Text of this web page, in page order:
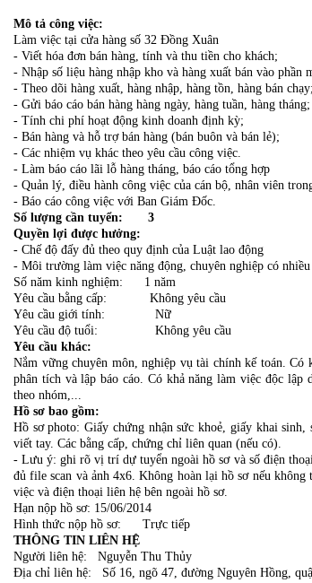
Mô tả công việc:
Làm việc tại cửa hàng số 32 Đồng Xuân
- Viết hóa đơn bán hàng, tính và thu tiền cho khách;
- Nhập số liệu hàng nhập kho và hàng xuất bán vào phần
- Theo dõi hàng xuất, hàng nhập, hàng tồn, hàng bán chạy;
- Gửi báo cáo bán hàng hàng ngày, hàng tuần, hàng tháng;
- Tính chi phí hoạt động kinh doanh định kỳ;
- Bán hàng và hỗ trợ bán hàng (bán buôn và bán lẻ);
- Các nhiệm vụ khác theo yêu cầu công việc.
- Làm báo cáo lãi lỗ hàng tháng, báo cáo tổng hợp
- Quản lý, điều hành công việc của cán bộ, nhân viên
- Báo cáo công việc với Ban Giám Đốc.
Số lượng cần tuyển: 3
Quyền lợi được hưởng:
- Chế độ đấy đủ theo quy định của Luật lao động
- Môi trường làm việc năng động, chuyên nghiệp có
Số năm kinh nghiệm: 1 năm
Yêu cầu bằng cấp: Không yêu cầu
Yêu cầu giới tính: Nữ
Yêu cầu độ tuổi: Không yêu cầu
Yêu cầu khác:
Nắm vững chuyên môn, nghiệp vụ tài chính kế toán. Có
phân tích và lập báo cáo. Có khả năng làm việc độc lập
theo nhóm,...
Hồ sơ bao gồm:
Hồ sơ photo: Giấy chứng nhận sức khoẻ, giấy khai
viết tay. Các bằng cấp, chứng chỉ liên quan (nếu có).
- Lưu ý: ghi rõ vị trí dự tuyển ngoài hồ sơ và số điện
đủ file scan và ảnh 4x6. Không hoàn lại hồ sơ nếu
việc và điện thoại liên hệ bên ngoài hồ sơ.
Hạn nộp hồ sơ: 15/06/2014
Hình thức nộp hồ sơ: Trực tiếp
THÔNG TIN LIÊN HỆ
Người liên hệ: Nguyễn Thu Thủy
Địa chỉ liên hệ: Số 16, ngõ 47, đường Nguyên Hồng,